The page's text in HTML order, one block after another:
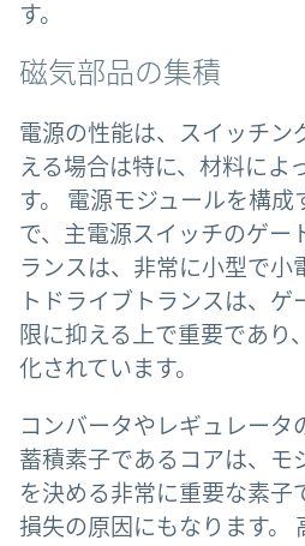
す。
磁気部品の集積
電源の性能は、スイッチン
える場合は特に、材料によ
す。 電源モジュールを構
で、主電源スイッチのゲー
ランスは、非常に小型で小
トドライブトランスは、
限に抑える上で重要であり
化されています。
コンバータやレギュレータ
蓄積素子であるコアは、モ
を決める非常に重要な素子
損失の原因にもなります。